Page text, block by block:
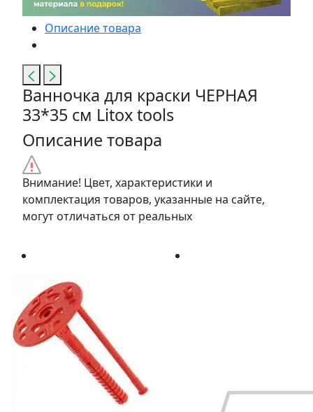
Описание товара
Ванночка для краски ЧЕРНАЯ
33*35 см Litox tools
Описание товара
Внимание! Цвет, характеристики и
комплектация товаров, указанные на сайте,
могут отличаться от реальных